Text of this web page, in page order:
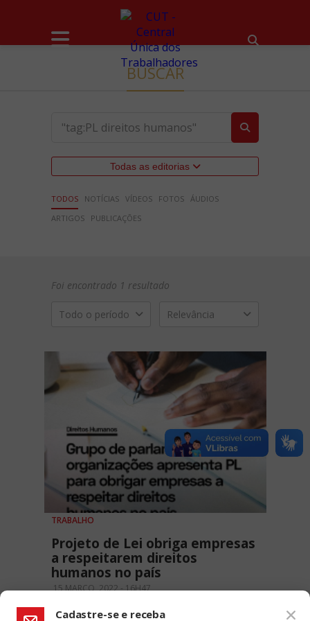
BUSCAR
Todas as editorias
TODOS NOTÍCIAS VÍDEOS FOTOS ÁUDIOS
ARTIGOS
PUBLICAÇÕES
Foi encontrado 1 resultado
Todo o período Relevância
TRABALHO
Projeto de Lei obriga empresas
a respeitarem direitos
humanos no país
15 MARÇO, 2022 - 16H47
Cadastre-se e receba